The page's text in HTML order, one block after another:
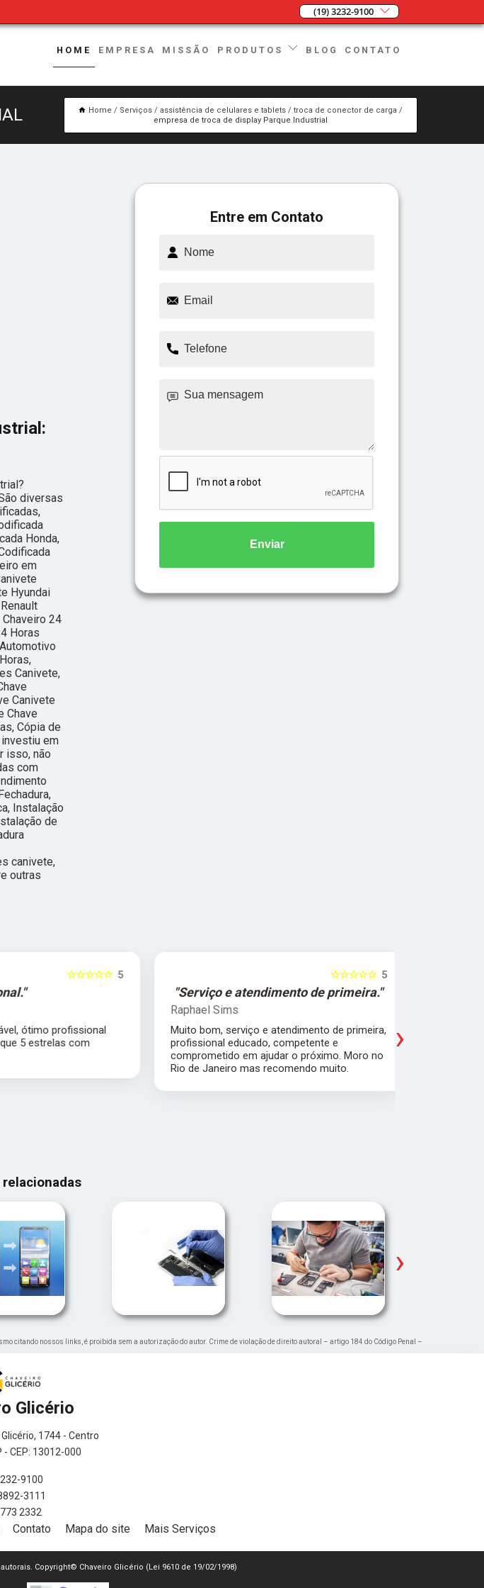
(19) 3232-9100
HOME EMPRESA MISSÃO PRODUTOS BLOG CONTATO
Home Serviços assistência de celulares e tablets
troca de conector de carga
empresa de troca de display Parque Industrial
diversas
Honda,
em
Hyundai
Chaveiro 24
Horas
Canivete,
Canivete
Chave
Cópia de
em
isso, não
com
Instalação
de
canivete,
outras
Entre em Contato
Enviar
5
☆☆☆☆☆
ótimo profissional
5 estrelas com
5
☆☆☆☆☆
"Serviço e atendimento de primeira."
Raphael Sims
Muito bom, serviço e atendimento de primeira,
profissional educado, competente e
comprometido em ajudar o próximo. Moro no
Rio de Janeiro mas recomendo muito.
›
›
citando nossos links, é proibida sem a autorização do autor. Crime de violação de direito autoral – artigo 184 do Código Penal –
Glicério
1744 - Centro
- CEP: 13012-000
9100
3111
2332
Contato Mapa do site Mais Serviços
Copyright© Chaveiro Glicério (Lei 9610 de 19/02/1998)